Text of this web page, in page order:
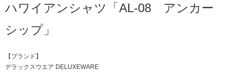
ハワイアンシャツ「AL-08 アンカー
シップ」
【ブランド】
デラックスウエア DELUXEWARE